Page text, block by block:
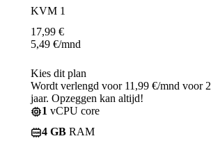
KVM 1
17,99 €
5,49 €/mnd
Kies dit plan
Wordt verlengd voor 11,99 €/mnd voor 2
jaar. Opzeggen kan altijd!
1 vCPU core
4 GB RAM